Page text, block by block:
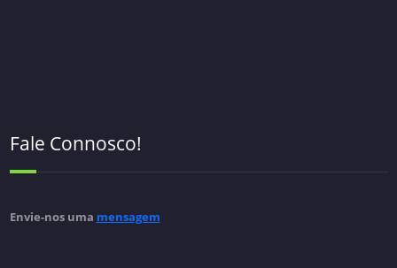
Fale Connosco!
Envie-nos uma mensagem